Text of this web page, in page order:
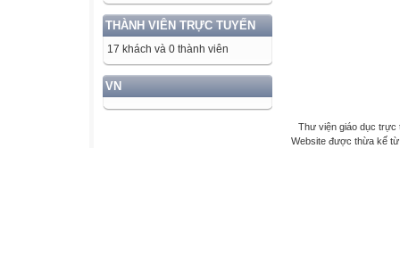
THÀNH VIÊN TRỰC TUYẾN
17 khách và 0 thành viên
VN
Thư viện giáo dục trực
Website được thừa kế